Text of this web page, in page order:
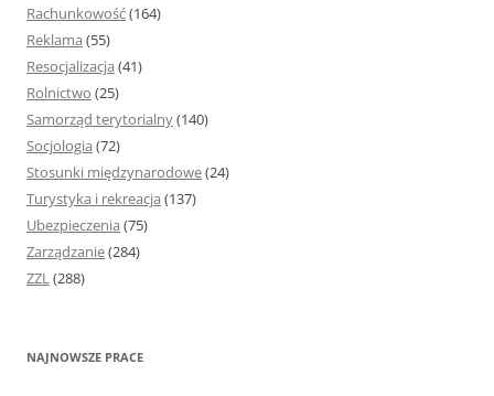
Rachunkowość(164)
Reklama (55)
Resocjalizacja (41)
Rolnictwo (25)
Samorząd terytorialny(140)
Socjologia (72)
Stosunki międzynarodowe(24)
Turystyka i rekreacja (137)
Ubezpieczenia (75)
Zarządzanie(284)
ZZL(288)
NAJNOWSZE PRACE